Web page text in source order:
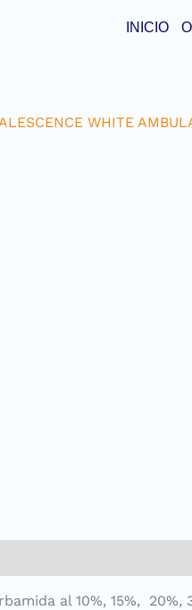
INICIO
al 10%, 15%, 20%,